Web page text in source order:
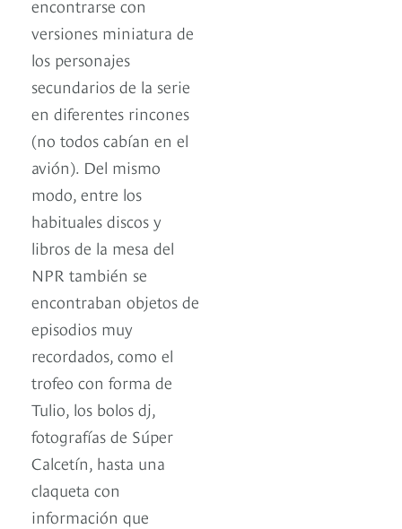
encontrarse con
versiones miniatura de
los personajes
secundarios de la serie
en diferentes rincones
(no todos cabían en el
avión). Del mismo
modo, entre los
habituales discos y
libros de la mesa del
NPR también se
encontraban objetos de
episodios muy
recordados, como el
trofeo con forma de
Tulio, los bolos dj,
fotografías de Súper
Calcetín, hasta una
claqueta con
información que